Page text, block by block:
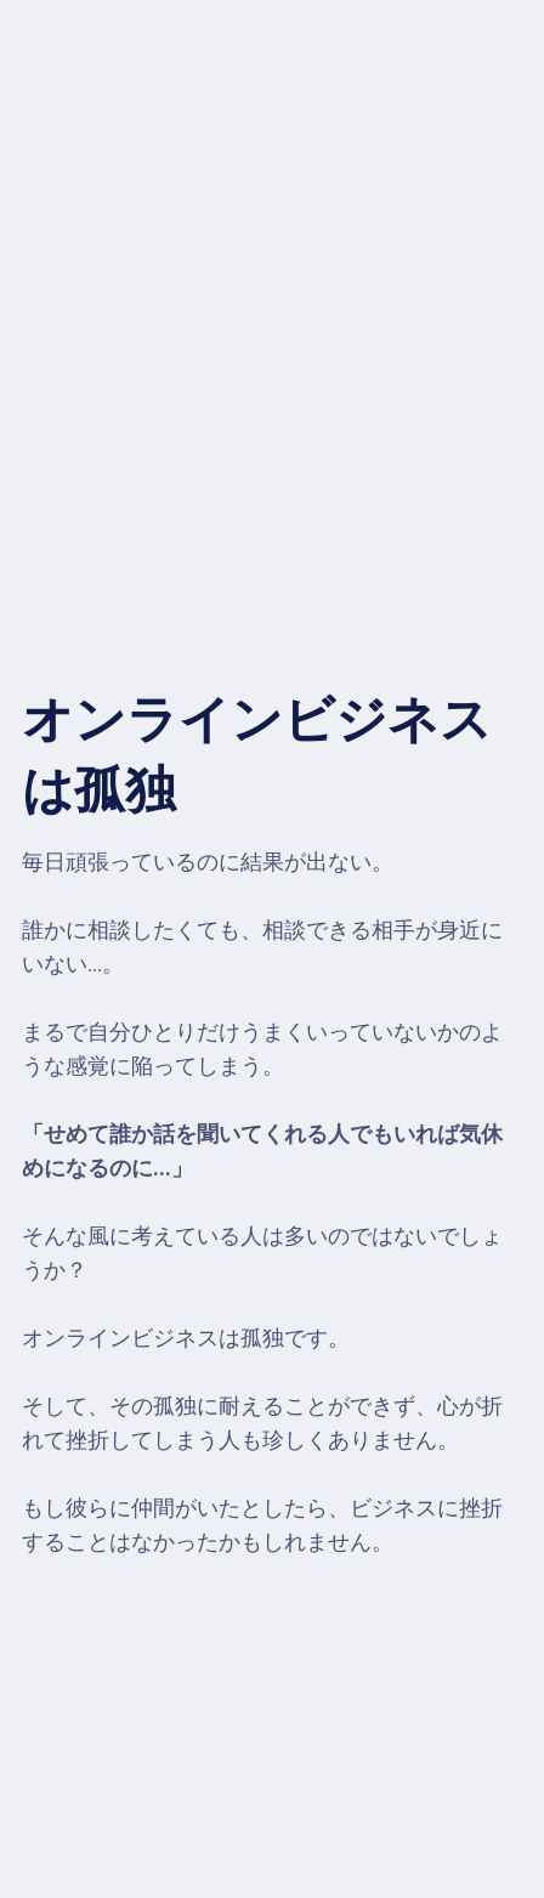
オンラインビジネス
は孤独
毎日頑張っているのに結果が出ない。
誰かに相談したくても、相談できる相手が身近に
いない...。
まるで自分ひとりだけうまくいっていないかのよ
うな感覚に陥ってしまう。
「せめて誰か話を聞いてくれる人でもいれば気休
めになるのに...」
そんな風に考えている人は多いのではないでしょ
うか？
オンラインビジネスは孤独です。
そして、その孤独に耐えることができず、心が折
れて挫折してしまう人も珍しくありません。
もし彼らに仲間がいたとしたら、ビジネスに挫折
することはなかったかもしれません。